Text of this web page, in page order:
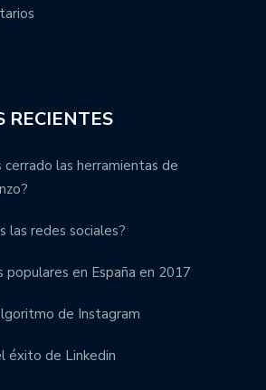
RECIENTES
cerrado las herramientas de
las redes sociales?
en España en 2017
de Instagram
éxito de Linkedin